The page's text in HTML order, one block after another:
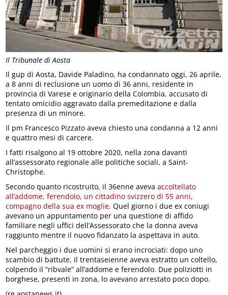
Il Tribunale di Aosta
Il gup di Aosta, Davide Paladino, ha condannato oggi, 26 aprile,
a 8 anni di reclusione un uomo di 36 anni, residente in
provincia di Varese e originario della Colombia, accusato di
tentato omicidio aggravato dalla premeditazione e dalla
presenza di un minore.
Il pm Francesco Pizzato aveva chiesto una condanna a 12 anni
e quattro mesi di carcere.
I fatti risalgono al 19 ottobre 2020, nella zona davanti
all’assessorato regionale alle politiche sociali, a Saint-
Christophe.
Secondo quanto ricostruito, il 36enne aveva accoltellato
all’addome, ferendolo, un cittadino svizzero di 55 anni,
compagno della sua ex moglie. Quel giorno i due ex coniugi
avevano un appuntamento per una questione di affido
familiare negli uffici dell’Assessorato che la donna aveva
raggiunto mentre il nuovo fidanzato la aspettava in auto.
Nel parcheggio i due uomini si erano incrociati: dopo uno
scambio di battute, il trentaseienne aveva estratto un coltello,
colpendo il “ribvale” all’addome e ferendolo. Due poliziotti in
borghese, presenti in zona, lo avevano arrestato poco dopo.